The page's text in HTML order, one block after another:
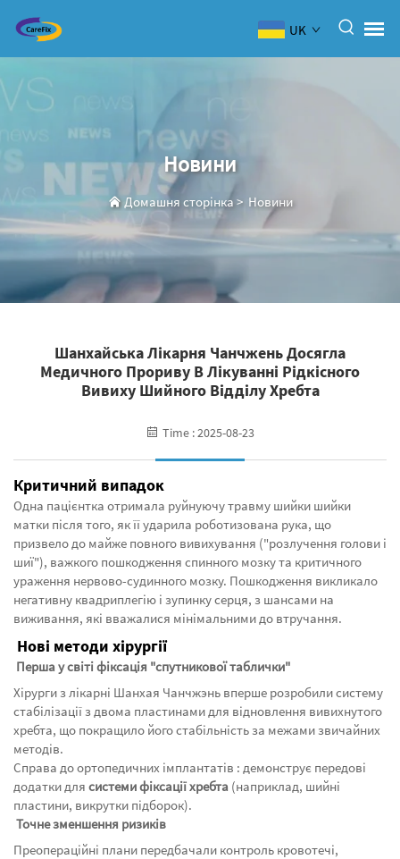
UK
Новини
Домашня сторінка > Новини
‌Шанхайська Лікарня Чанчжень Досягла
Медичного Прориву В Лікуванні Рідкісного
Вивиху Шийного Відділу Хребта
Time : 2025-08-23
Критичний випадок
Одна пацієнтка отримала руйнуючу травму шийки шийки
матки після того, як її ударила роботизована рука, що
призвело до майже повного вивихування ("розлучення голови і
шиї"), важкого пошкодження спинного мозку та критичного
ураження нервово-судинного мозку. Пошкодження викликало
негативну квадриплегію і зупинку серця, з шансами на
виживання, які вважалися мінімальними до втручання.
Нові методи хірургії
Перша у світі фіксація "спутникової таблички"
Хірурги з лікарні Шанхая Чанчжэнь вперше розробили систему
стабілізації з двома пластинами для відновлення вивихнутого
хребта, що покращило його стабільність за межами звичайних
методів.
Справа до ортопедичних імплантатів : демонструє передові
додатки для системи фіксації хребта (наприклад, шийні
пластини, викрутки підборок).
Точне зменшення ризиків
Преопераційні плани передбачали контроль кровотечі,